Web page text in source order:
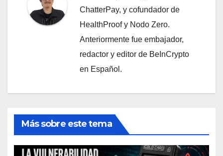
ChatterPay, y cofundador de
HealthProof y Nodo Zero.
Anteriormente fue embajador,
redactor y editor de BeInCrypto
en Español.
Más sobre este tema